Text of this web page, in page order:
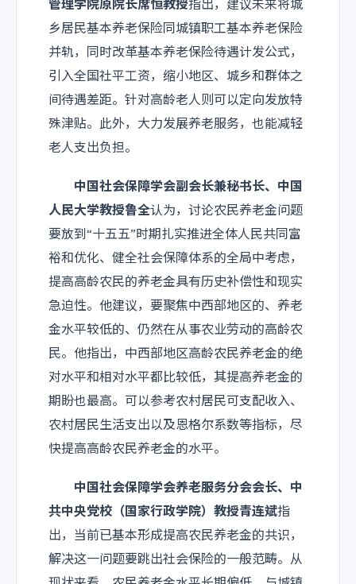
管理学院原院长席恒教授指出，建议未来将城
乡居民基本养老保险同城镇职工基本养老保险
并轨，同时改革基本养老保险待遇计发公式，
引入全国社平工资，缩小地区、城乡和群体之
间待遇差距。针对高龄老人则可以定向发放特
殊津贴。此外，大力发展养老服务，也能减轻
老人支出负担。
中国社会保障学会副会长兼秘书长、中国
人民大学教授鲁全认为，讨论农民养老金问题
要放到“十五五”时期扎实推进全体人民共同富
裕和优化、健全社会保障体系的全局中考虑，
提高高龄农民的养老金具有历史补偿性和现实
急迫性。他建议，要聚焦中西部地区的、养老
金水平较低的、仍然在从事农业劳动的高龄农
民。他指出，中西部地区高龄农民养老金的绝
对水平和相对水平都比较低，其提高养老金的
期盼也最高。可以参考农村居民可支配收入、
农村居民生活支出以及恩格尔系数等指标，尽
快提高高龄农民养老金的水平。
中国社会保障学会养老服务分会会长、中
共中央党校（国家行政学院）教授青连斌指
出，当前已基本形成提高农民养老金的共识，
解决这一问题要跳出社会保险的一般范畴。从